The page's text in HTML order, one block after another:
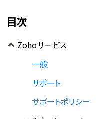
目次
Zohoサービス
一般
サポート
サポートポリシー